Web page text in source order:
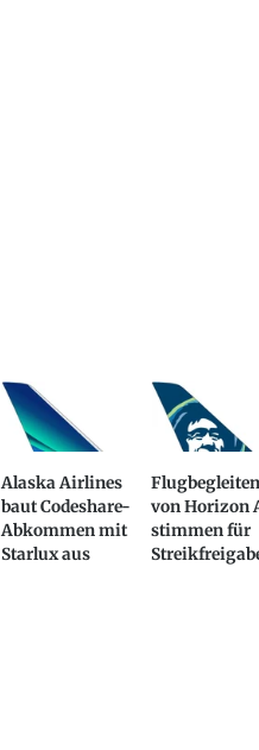
Alaska Airlines
baut Codeshare-
Abkommen mit
Starlux aus
von Horizon
stimmen für